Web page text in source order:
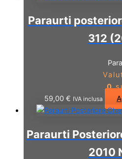
Paraurti
312
0
59,00 € IVA inclusa
Paraurti
2010